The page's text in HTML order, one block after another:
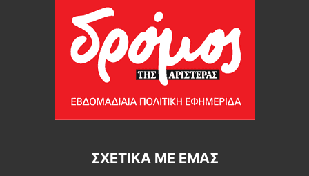
ΣΧΕΤΙΚΆ ΜΕ ΕΜΆΣ